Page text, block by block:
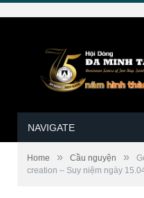
NAVIGATE
Home » Cầu nguyện »
creation – Suy niệm ngày